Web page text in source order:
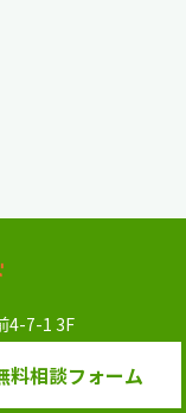
4-7-1 3F
可
料相談フォーム